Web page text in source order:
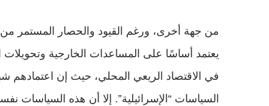
من جهة أخرى، ورغم القيود والحصار المستمر من
يعتمد أساسًا على المساعدات الخارجية وتحويلات
في الاقتصاد الريعي المحلي، حيث إن اعتمادهم
السياسات “الإسرائيلية”. إلا أن هذه السياسات